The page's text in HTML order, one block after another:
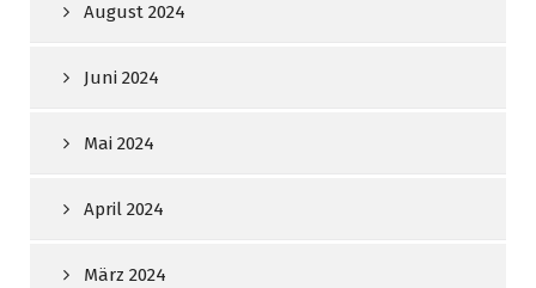
August 2024
Juni 2024
Mai 2024
April 2024
März 2024